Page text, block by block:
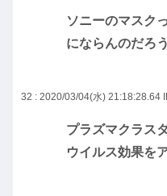
ソニーのマスク
にならんのだろう
32 : 2020/03/04(水) 21:18:28.64
プラズマクラス
ウイルス効果を